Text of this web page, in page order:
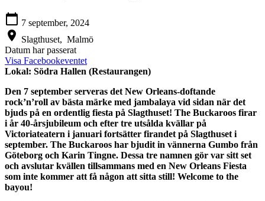
calendar_today 7 september, 2024
location_on Slagthuset, Malmö
Datum har passerat
Visa Facebookeventet
Lokal: Södra Hallen (Restaurangen)
Den 7 september serveras det New Orleans-doftande
rock’n’roll av bästa märke med jambalaya vid sidan när det
bjuds på en ordentlig fiesta på Slagthuset! The Buckaroos firar
i år 40-årsjubileum och efter tre utsålda kvällar på
Victoriateatern i januari fortsätter firandet på Slagthuset i
september. The Buckaroos har bjudit in vännerna Gumbo från
Göteborg och Karin Tingne. Dessa tre namnen gör var sitt set
och avslutar kvällen tillsammans med en New Orleans Fiesta
som inte kommer att få någon att sitta still! Welcome to the
bayou!